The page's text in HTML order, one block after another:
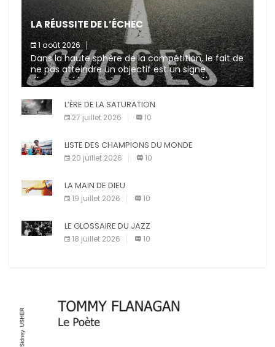
LA RÉUSSITE DE L’ÉCHEC
1 août 2026
Dans la haute sphère de la compétition, le fait de
ne pas atteindre un objectif est un signe
d’incompétence et une source de sanctions
diverses (avertissement, […]
L’ÈRE DE LA SATURATION
27 juillet 2026 10
LISTE DES CHAMPIONS DU MONDE
20 juillet 2026 10
LA MAIN DE DIEU
19 juillet 2026 10
LE GLOSSAIRE DU JAZZ
18 juillet 2026 10